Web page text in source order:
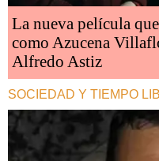
La nueva película
como Azucena
Alfredo Astiz
SOCIEDAD Y TIEMPO